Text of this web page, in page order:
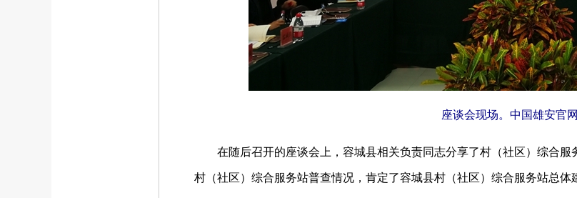
座谈会现场。中国雄安官
在随后召开的座谈会上，容城县相关负责同志分享了村（社区）综合
村（社区）综合服务站普查情况，肯定了容城县村（社区）综合服务站总体